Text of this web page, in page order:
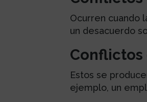
Ocurren cuando
un desacuerdo
Estos se
ejemplo, un